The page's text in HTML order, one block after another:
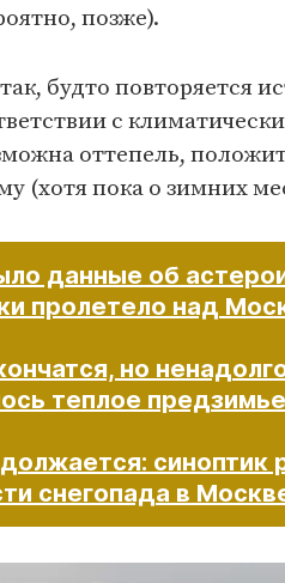
позже).
будто повторяется
с
оттепель,
(хотя пока о зимних
данные об
пролетело над
но
теплое предзимье
синоптик
снегопада в